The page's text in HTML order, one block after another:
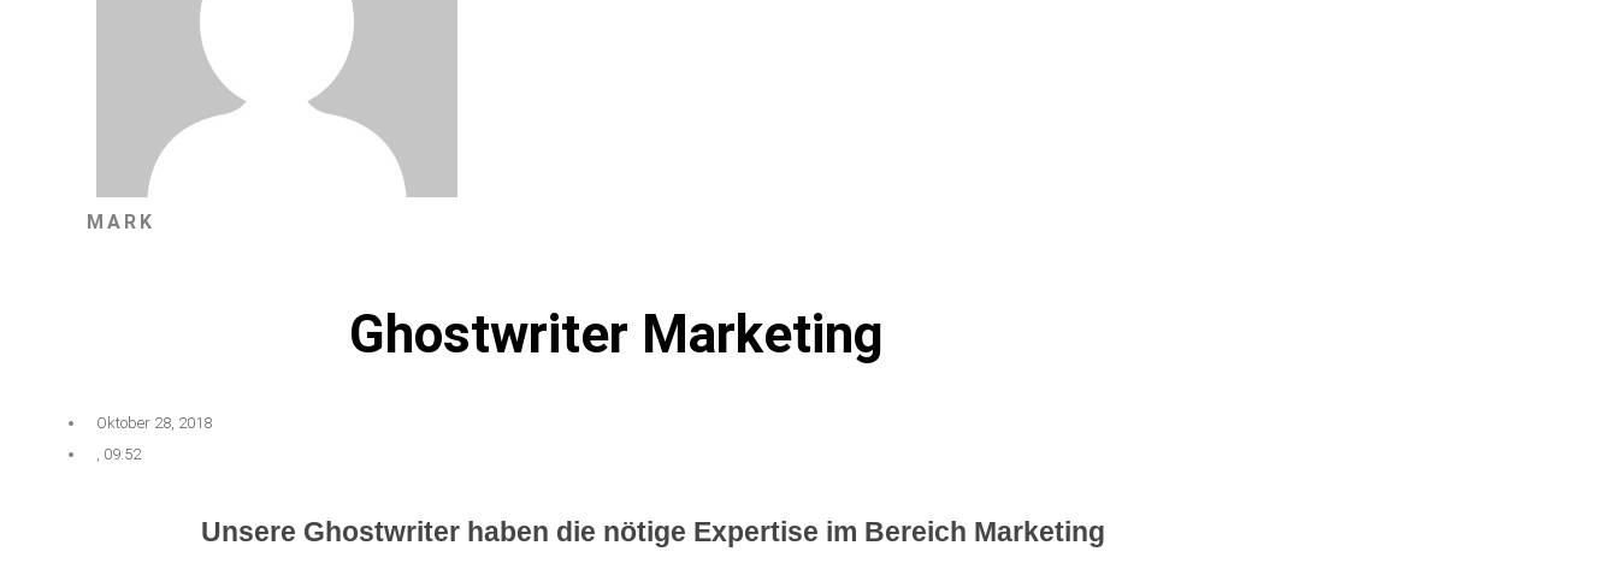
MARK
Ghostwriter Marketing
Oktober 28, 2018
09:52
Unsere Ghostwriter haben die nötige Expertise im Bereich Marketing